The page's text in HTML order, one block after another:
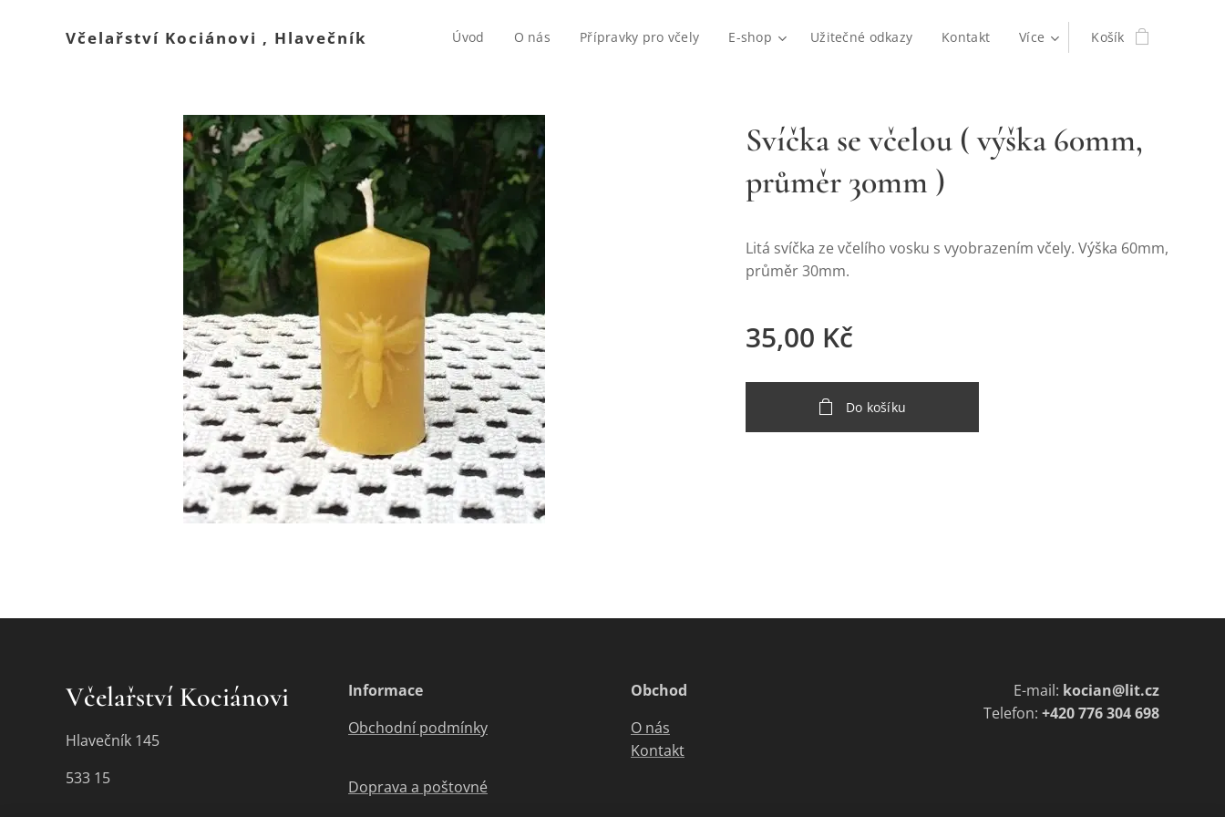
Včelařství Kociánovi , Hlavečník Úvod O nás Přípravky pro včely E-shop Užitečné odkazy Kontakt Více Košík
Svíčka se včelou ( výška 60mm,
průměr 30mm )
Litá svíčka ze včelího vosku s vyobrazením včely. Výška 60mm,
průměr 30mm.
35,00 Kč
Do košíku
Včelařství Kociánovi
Hlavečník 145
533 15
Informace
Obchodní podmínky
Doprava a poštovné
Obchod
O nás
Kontakt
E-mail: kocian@lit.cz
Telefon: +420 776 304 698